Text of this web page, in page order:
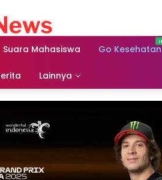
Suara Mahasiswa Go Kesehatan
Lainnya